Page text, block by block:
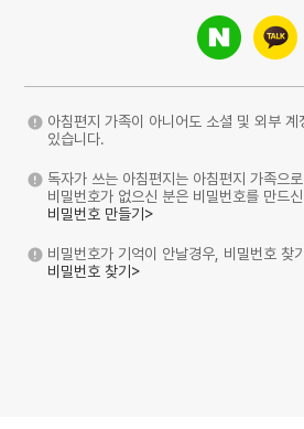
아침편지 가족이 아니어도 소셜 및 외부 계
있습니다.
독자가 쓰는 아침편지는 아침편지 가족으
비밀번호가 없으신 분은 비밀번호를 만드
비밀번호 만들기>
비밀번호가 기억이 안날경우, 비밀번호 찾
비밀번호 찾기>